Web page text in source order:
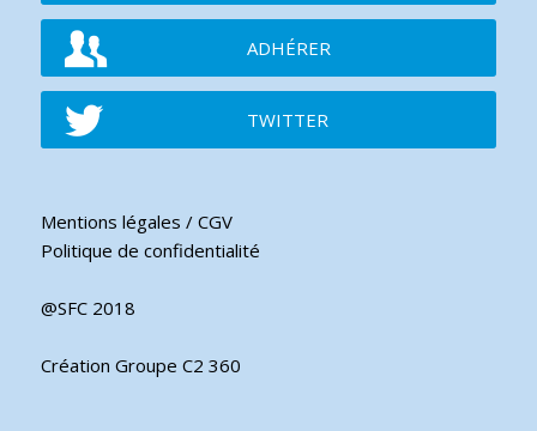
ADHÉRER
TWITTER
Mentions légales / CGV
Politique de confidentialité
@SFC 2018
Création Groupe C2 360